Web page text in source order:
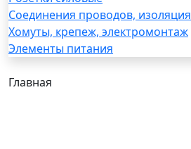
Соединения проводов, изоляция
Хомуты, крепеж, электромонтаж
Элементы питания
Главная